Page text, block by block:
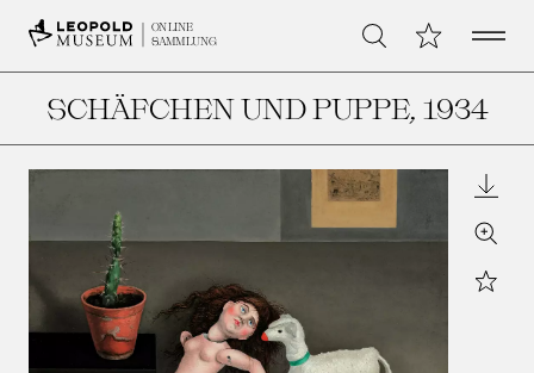
ONLINE
SAMMLUNG
Suche Meine Open
SCHÄFCHEN UND PUPPE, 1934
Zoom
Star